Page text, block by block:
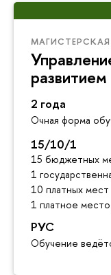
развитием
2 года
Очная форма
15/10/1
15 бюджетных
1
10 платных мест
1 платное
РУС
Обучение